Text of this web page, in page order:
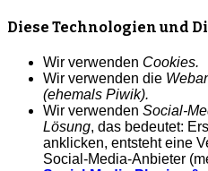
Diese Technologien und
Wir verwenden Cookies.
Wir verwenden die
(ehemals Piwik).
Wir verwenden Social-
Lösung, das bedeutet:
anklicken, entsteht eine
Social-Media-Anbieter